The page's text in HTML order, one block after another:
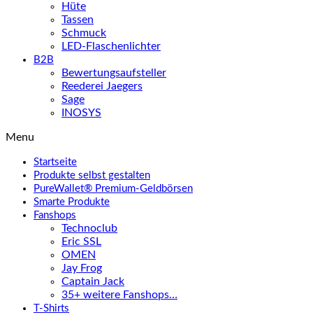
Hüte
Tassen
Schmuck
LED-Flaschenlichter
B2B
Bewertungsaufsteller
Reederei Jaegers
Sage
INOSYS
Menu
Startseite
Produkte selbst gestalten
PureWallet® Premium-Geldbörsen
Smarte Produkte
Fanshops
Technoclub
Eric SSL
OMEN
Jay Frog
Captain Jack
35+ weitere Fanshops…
T-Shirts